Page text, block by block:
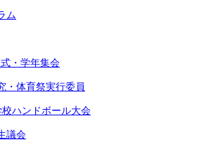
ム
・学年集会
体育祭実行委員
ハンドボール大会
議会